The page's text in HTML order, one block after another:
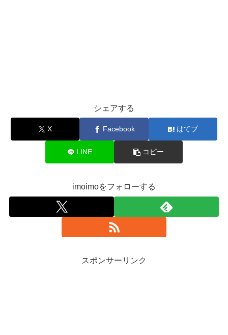
シェアする
X Facebook はてブ
LINE コピー
imoimoをフォローする
スポンサーリンク